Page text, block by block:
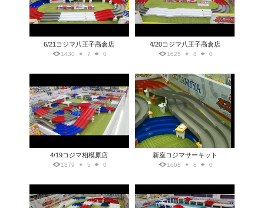
6/21コジマ八王子高倉店
1430 7 0
4/20コジマ八王子高倉店
1625 8 0
4/19コジマ相模原店
1379 5 0
新座コジマサーキット
1668 8 0